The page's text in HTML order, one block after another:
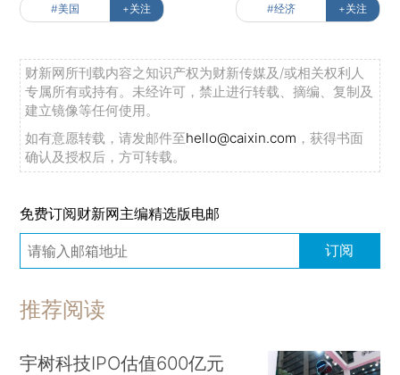
#美国 +关注 #经济 +关注
财新网所刊载内容之知识产权为财新传媒及/或相关权利人
专属所有或持有。未经许可，禁止进行转载、摘编、复制及
建立镜像等任何使用。
如有意愿转载，请发邮件至hello@caixin.com ，获得书面
确认及授权后，方可转载。
免费订阅财新网主编精选版电邮
订阅
推荐阅读
宇树科技IPO估值600亿元